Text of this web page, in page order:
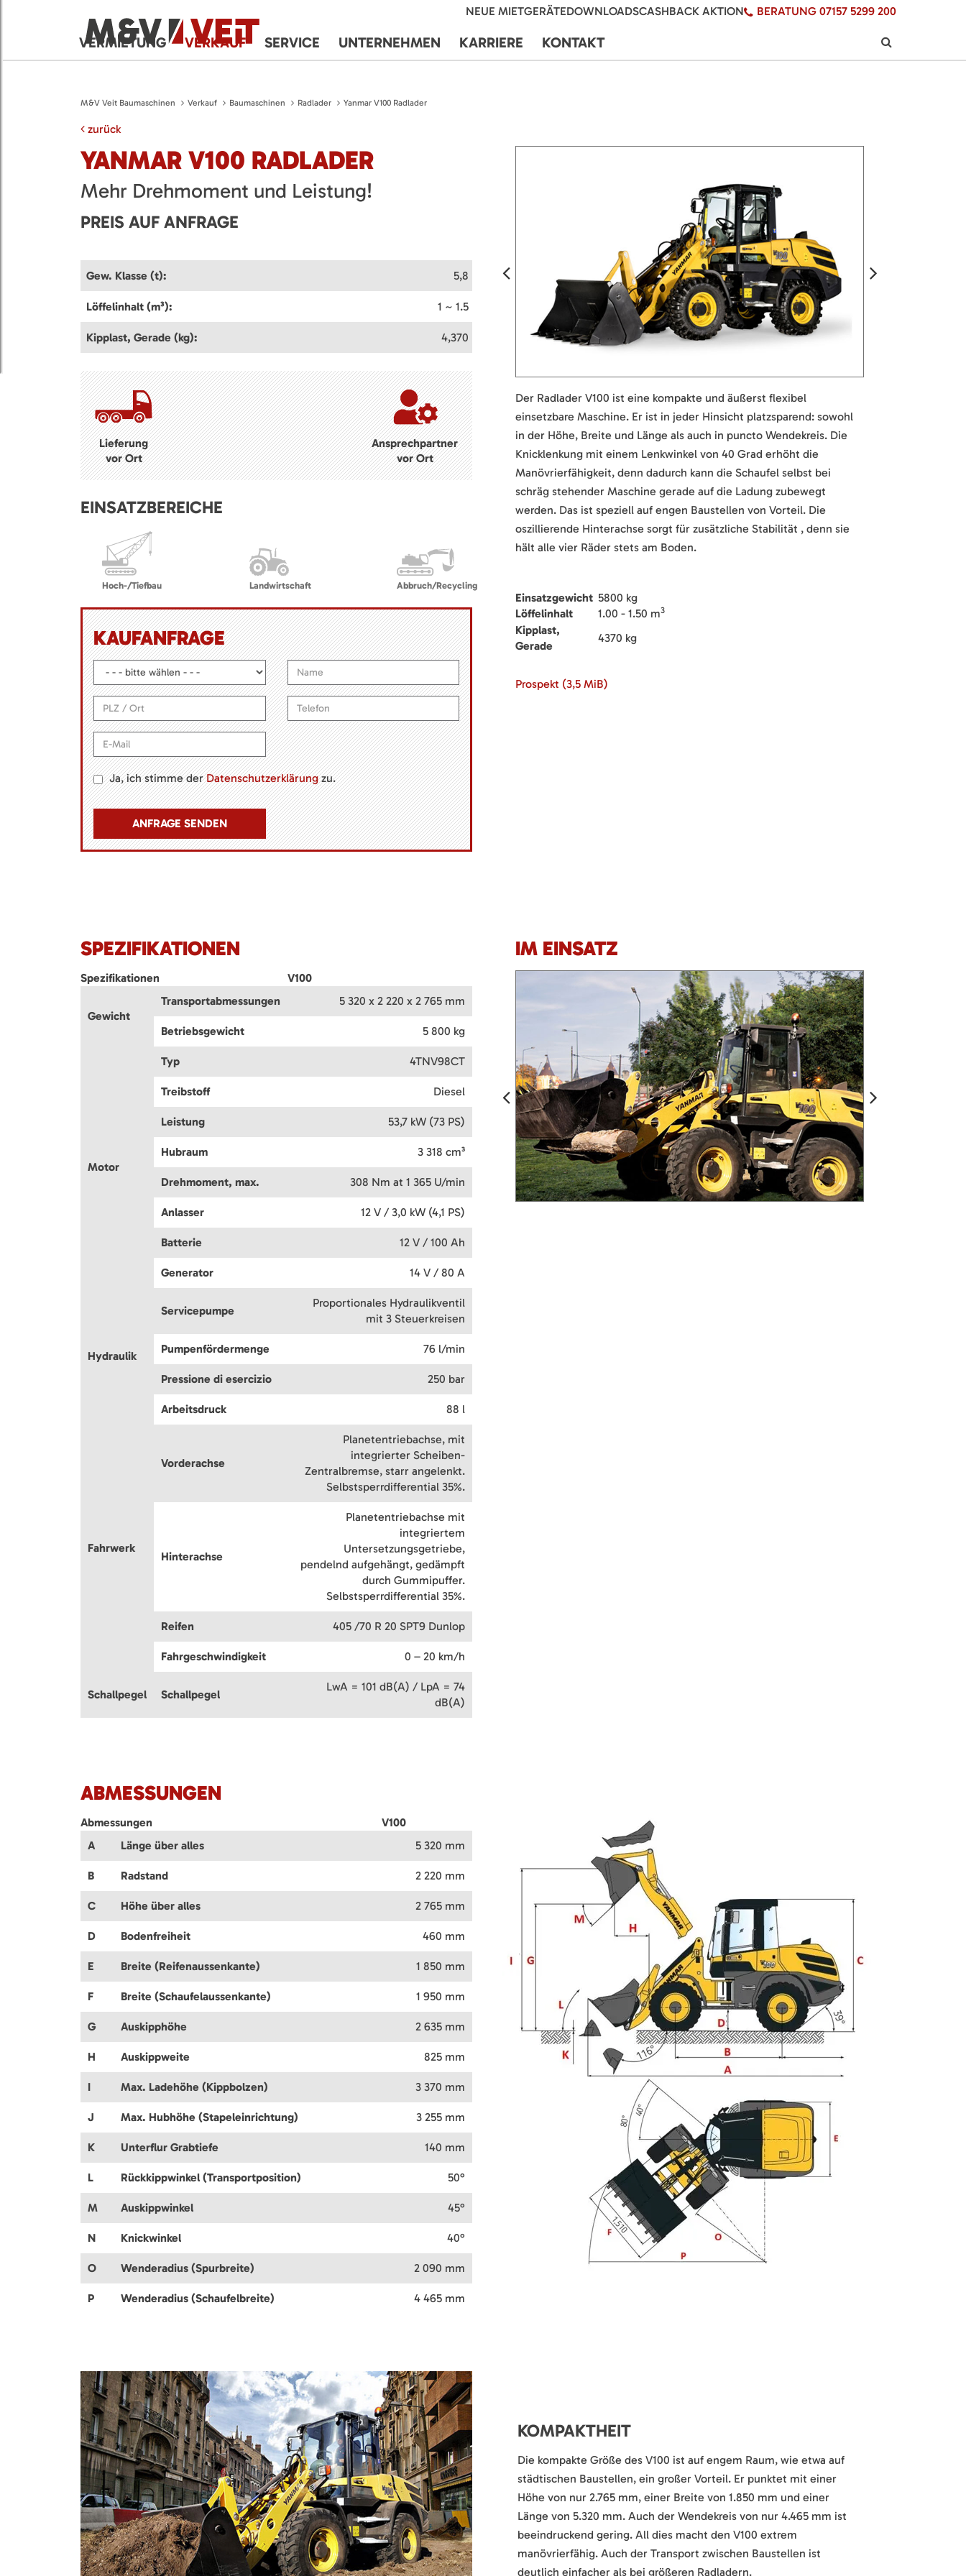
NEUE MIETGERÄTEDOWNLOADSCASHBACK AKTION BERATUNG 07157 5299 200
VERMIETUNG VERKAUF SERVICE UNTERNEHMEN KARRIERE KONTAKT
M&V Veit Baumaschinen Verkauf Baumaschinen Radlader Yanmar V100 Radlader
zurück
YANMAR V100 RADLADER
Mehr Drehmoment und Leistung!
PREIS AUF ANFRAGE
Gew. Klasse (t): 5,8
Löffelinhalt (m³): 1 ~ 1.5
Kipplast, Gerade (kg): 4,370
Lieferung
vor Ort
Ansprechpartner
vor Ort
EINSATZBEREICHE
Hoch-/Tiefbau Landwirtschaft Abbruch/Recycling
KAUFANFRAGE
Ja, ich stimme derDatenschutzerklärungzu.
Der Radlader V100 ist eine kompakte und äußerst flexibel
einsetzbare Maschine. Er ist in jeder Hinsicht platzsparend: sowohl
in der Höhe, Breite und Länge als auch in puncto Wendekreis. Die
Knicklenkung mit einem Lenkwinkel von 40 Grad erhöht die
Manövrierfähigkeit, denn dadurch kann die Schaufel selbst bei
schräg stehender Maschine gerade auf die Ladung zubewegt
werden. Das ist speziell auf engen Baustellen von Vorteil. Die
oszillierende Hinterachse sorgt für zusätzliche Stabilität , denn sie
hält alle vier Räder stets am Boden.
Einsatzgewicht 5800 kg
Löffelinhalt
1.00 - 1.50 m3
Kipplast,
Gerade
4370 kg
Prospekt (3,5 MiB)
SPEZIFIKATIONEN
Spezifikationen V100
Gewicht
Transportabmessungen 5 320 x 2 220 x 2 765 mm
Betriebsgewicht 5 800 kg
Motor
Typ 4TNV98CT
Treibstoff Diesel
Leistung 53,7 kW (73 PS)
Hubraum 3 318 cm³
Drehmoment, max. 308 Nm at 1 365 U/min
Anlasser 12 V / 3,0 kW (4,1 PS)
Batterie 12 V / 100 Ah
Generator 14 V / 80 A
Hydraulik
Servicepumpe
Proportionales Hydraulikventil
mit 3 Steuerkreisen
Pumpenfördermenge 76 l/min
Pressione di esercizio 250 bar
Arbeitsdruck 88 l
Fahrwerk
Vorderachse
Planetentriebachse, mit
integrierter Scheiben-
Zentralbremse, starr angelenkt.
Selbstsperrdifferential 35%.
Hinterachse
Planetentriebachse mit
integriertem
Untersetzungsgetriebe,
pendelnd aufgehängt, gedämpft
durch Gummipuffer.
Selbstsperrdifferential 35%.
Reifen 405 /70 R 20 SPT9 Dunlop
Fahrgeschwindigkeit 0 – 20 km/h
Schallpegel Schallpegel
LwA = 101 dB(A) / LpA = 74
dB(A)
IM EINSATZ
ABMESSUNGEN
Abmessungen
V100
A
Länge über alles 5 320 mm
B Radstand 2 220 mm
C Höhe über alles 2 765 mm
D Bodenfreiheit 460 mm
E Breite (Reifenaussenkante) 1 850 mm
F Breite (Schaufelaussenkante) 1 950 mm
G Auskipphöhe 2 635 mm
H Auskippweite 825 mm
I Max. Ladehöhe (Kippbolzen) 3 370 mm
J Max. Hubhöhe (Stapeleinrichtung) 3 255 mm
K Unterflur Grabtiefe 140 mm
L Rückkippwinkel (Transportposition) 50°
M Auskippwinkel 45°
N Knickwinkel 40°
O Wenderadius (Spurbreite) 2 090 mm
P Wenderadius (Schaufelbreite) 4 465 mm
KOMPAKTHEIT
Die kompakte Größe des V100 ist auf engem Raum, wie etwa auf
städtischen Baustellen, ein großer Vorteil. Er punktet mit einer
Höhe von nur 2.765 mm, einer Breite von 1.850 mm und einer
Länge von 5.320 mm. Auch der Wendekreis von nur 4.465 mm ist
beeindruckend gering. All dies macht den V100 extrem
manövrierfähig. Auch der Transport zwischen Baustellen ist
deutlich einfacher als bei größeren Radladern.